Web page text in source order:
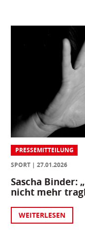
PRESSEMITTEILUNG
SPORT
27.01.2026
Sascha Binder:
nicht mehr
WEITERLESEN